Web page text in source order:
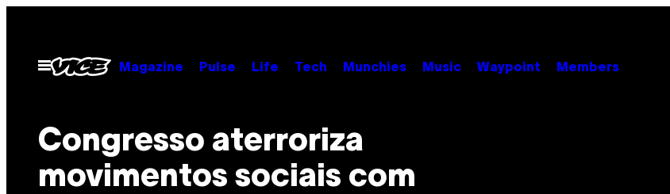
contentOpen
Menu
Magazine Pulse Life Tech Munchies Music Waypoint Members
Congresso aterroriza
movimentos sociais com